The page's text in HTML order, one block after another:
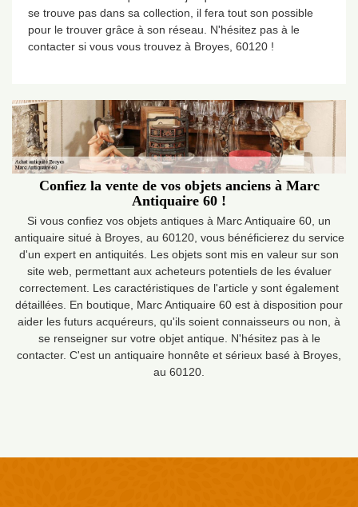
se trouve pas dans sa collection, il fera tout son possible
pour le trouver grâce à son réseau. N'hésitez pas à le
contacter si vous vous trouvez à Broyes, 60120 !
Confiez la vente de vos objets anciens à Marc
Antiquaire 60 !
Si vous confiez vos objets antiques à Marc Antiquaire 60, un
antiquaire situé à Broyes, au 60120, vous bénéficierez du service
d'un expert en antiquités. Les objets sont mis en valeur sur son
site web, permettant aux acheteurs potentiels de les évaluer
correctement. Les caractéristiques de l'article y sont également
détaillées. En boutique, Marc Antiquaire 60 est à disposition pour
aider les futurs acquéreurs, qu'ils soient connaisseurs ou non, à
se renseigner sur votre objet antique. N'hésitez pas à le
contacter. C'est un antiquaire honnête et sérieux basé à Broyes,
au 60120.